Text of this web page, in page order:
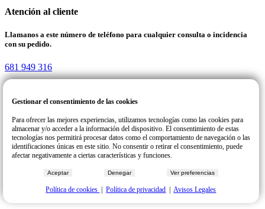
Atención al cliente
Llamanos a este número de teléfono para cualquier consulta o incidencia
con su pedido.
681 949 316
Desing & Developer
Gestionar el consentimiento de las cookies
Para ofrecer las mejores experiencias, utilizamos tecnologías como las cookies para
almacenar y/o acceder a la información del dispositivo. El consentimiento de estas
tecnologías nos permitirá procesar datos como el comportamiento de navegación o las
identificaciones únicas en este sitio. No consentir o retirar el consentimiento, puede
afectar negativamente a ciertas características y funciones.
Aceptar Denegar Ver preferencias
Política de cookies |Política de privacidad |Avisos Legales